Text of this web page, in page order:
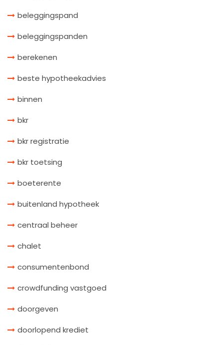
beleggingspand
beleggingspanden
berekenen
beste hypotheekadvies
binnen
bkr
bkr registratie
bkr toetsing
boeterente
buitenland hypotheek
centraal beheer
chalet
consumentenbond
crowdfunding vastgoed
doorgeven
doorlopend krediet